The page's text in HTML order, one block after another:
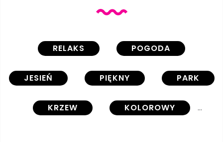
RELAKS POGODA
JESIEŃ PIĘKNY PARK
KRZEW KOLOROWY